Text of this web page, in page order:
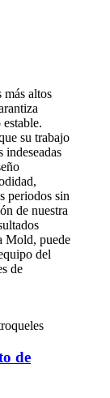
más altos
su trabajo
indeseadas
periodos sin
de nuestra
Mold, puede
del
de
de